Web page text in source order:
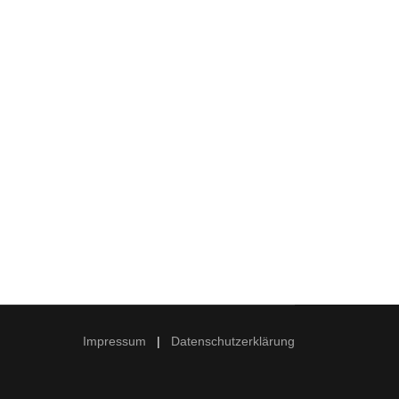
- LAK-Konzept Einnahmeverwaltung
Impressum | Datenschutzerklärung